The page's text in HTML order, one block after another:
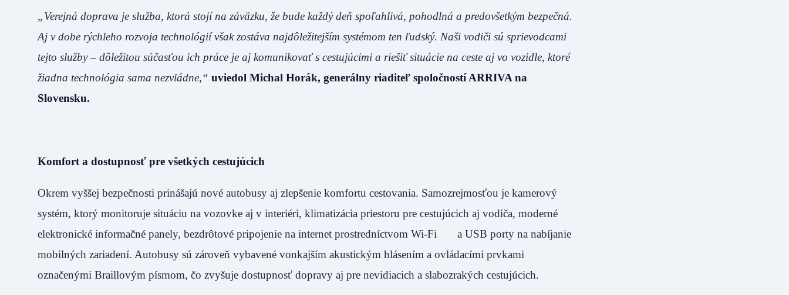
„Verejná doprava je služba, ktorá stojí na záväzku, že bude každý deň spoľahlivá, pohodlná a predovšetkým bezpečná.
Aj v dobe rýchleho rozvoja technológií však zostáva najdôležitejším systémom ten ľudský. Naši vodiči sú sprievodcami
tejto služby – dôležitou súčasťou ich práce je aj komunikovať s cestujúcimi a riešiť situácie na ceste aj vo vozidle, ktoré
žiadna technológia sama nezvládne,“ uviedol Michal Horák, generálny riaditeľ spoločností ARRIVA na
Slovensku.
Komfort a dostupnosť pre všetkých cestujúcich
Okrem vyššej bezpečnosti prinášajú nové autobusy aj zlepšenie komfortu cestovania. Samozrejmosťou je kamerový
systém, ktorý monitoruje situáciu na vozovke aj v interiéri, klimatizácia priestoru pre cestujúcich aj vodiča, moderné
elektronické informačné panely, bezdrôtové pripojenie na internet prostredníctvom Wi-Fi a USB porty na nabíjanie
mobilných zariadení. Autobusy sú zároveň vybavené vonkajším akustickým hlásením a ovládacími prvkami
označenými Braillovým písmom, čo zvyšuje dostupnosť dopravy aj pre nevidiacich a slabozrakých cestujúcich.